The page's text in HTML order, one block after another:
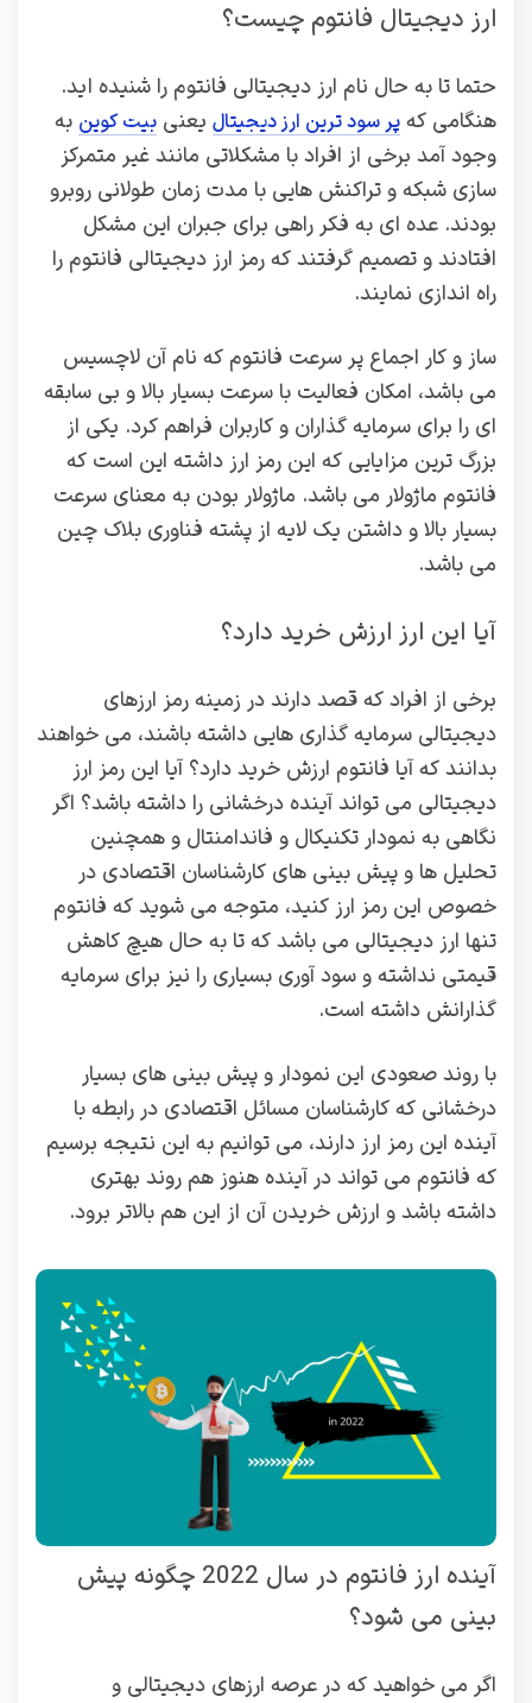
ارز دیجیتال فانتوم چیست؟
حتما تا به حال نام ارز دیجیتالی فانتوم را شنیده اید.
هنگامی که پر سود ترین ارز دیجیتال یعنی بیت کوین به
وجود آمد برخی از افراد با مشکلاتی مانند غیر متمرکز
سازی شبکه و تراکنش هایی با مدت زمان طولانی روبرو
بودند. عده ای به فکر راهی برای جبران این مشکل
افتادند و تصمیم گرفتند که رمز ارز دیجیتالی فانتوم را
راه اندازی نمایند.
ساز و کار اجماع پر سرعت فانتوم که نام آن لاچسیس
می باشد، امکان فعالیت با سرعت بسیار بالا و بی سابقه
ای را برای سرمایه گذاران و کاربران فراهم کرد. یکی از
بزرگ ترین مزایایی که این رمز ارز داشته این است که
فانتوم ماژولار می باشد. ماژولار بودن به معنای سرعت
بسیار بالا و داشتن یک لایه از پشته فناوری بلاک چین
می باشد.
آیا این ارز ارزش خرید دارد؟
برخی از افراد که قصد دارند در زمینه رمز ارزهای
دیجیتالی سرمایه گذاری هایی داشته باشند، می خواهند
بدانند که آیا فانتوم ارزش خرید دارد؟ آیا این رمز ارز
دیجیتالی می تواند آینده درخشانی را داشته باشد؟ اگر
نگاهی به نمودار تکنیکال و فاندامنتال و همچنین
تحلیل ها و پیش بینی های کارشناسان اقتصادی در
خصوص این رمز ارز کنید، متوجه می شوید که فانتوم
تنها ارز دیجیتالی می باشد که تا به حال هیچ کاهش
قیمتی نداشته و سود آوری بسیاری را نیز برای سرمایه
گذارانش داشته است.
با روند صعودی این نمودار و پیش بینی های بسیار
درخشانی که کارشناسان مسائل اقتصادی در رابطه با
آینده این رمز ارز دارند، می توانیم به این نتیجه برسیم
که فانتوم می تواند در آینده هنوز هم روند بهتری
داشته باشد و ارزش خریدن آن از این هم بالاتر برود.
آینده ارز فانتوم در سال 2022 چگونه پیش
بینی می شود؟
اگر می خواهید که در عرصه ارزهای دیجیتالی و